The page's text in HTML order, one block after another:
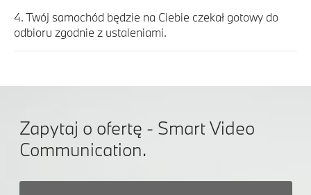
4. Twój samochód będzie na Ciebie czekał gotowy do
odbioru zgodnie z ustaleniami.
Zapytaj o ofertę - Smart Video
Communication.